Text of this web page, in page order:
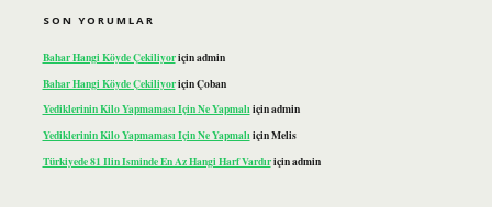
SON YORUMLAR
Bahar Hangi Köyde Çekiliyoriçinadmin
Bahar Hangi Köyde ÇekiliyoriçinÇoban
Yediklerinin Kilo Yapmaması Için Ne Yapmalıiçinadmin
Yediklerinin Kilo Yapmaması Için Ne YapmalıiçinMelis
Türkiyede 81 Ilin Isminde En Az Hangi Harf Vardıriçinadmin